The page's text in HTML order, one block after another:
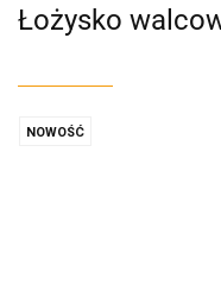
Łożysko
NOWOŚĆ